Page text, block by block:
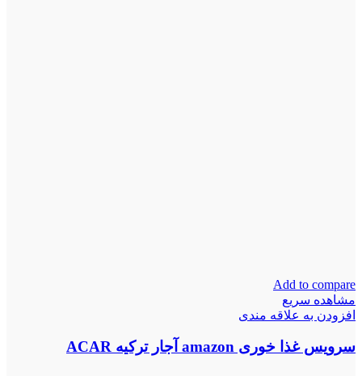
Add to compare
مشاهده سریع
افزودن به علاقه مندی
سرویس غذا خوری amazon آجار ترکیه ACAR